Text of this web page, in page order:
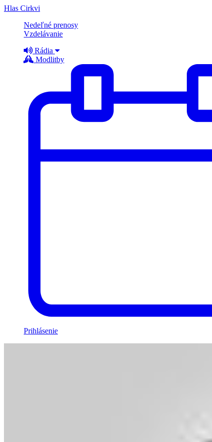
Hlas Cirkvi
Nedeľné prenosy
Vzdelávanie
Rádia
Modlitby
Prihlásenie